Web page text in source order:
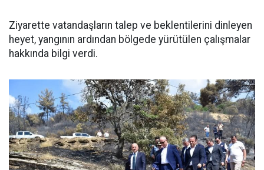
Ziyarette vatandaşların talep ve beklentilerini dinleyen
heyet, yangının ardından bölgede yürütülen çalışmalar
hakkında bilgi verdi.